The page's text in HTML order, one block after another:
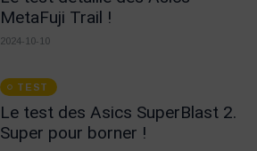
MetaFuji Trail !
2024-10-10
TEST
Le test des Asics SuperBlast 2.
Super pour borner !